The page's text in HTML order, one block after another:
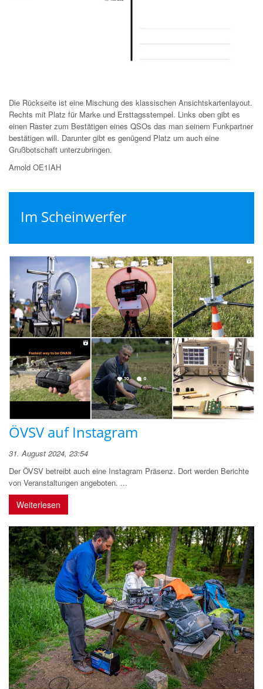
Die Rückseite ist eine Mischung des klassischen Ansichtskartenlayout.
Rechts mit Platz für Marke und Ersttagsstempel. Links oben gibt es
einen Raster zum Bestätigen eines QSOs das man seinem Funkpartner
bestätigen will. Darunter gibt es genügend Platz um auch eine
Grußbotschaft unterzubringen.
Arnold OE1IAH
Im Scheinwerfer
ÖVSV auf Instagram
31. August 2024, 23:54
Der ÖVSV betreibt auch eine Instagram Präsenz. Dort werden Berichte
von Veranstaltungen angeboten. ...
Weiterlesen